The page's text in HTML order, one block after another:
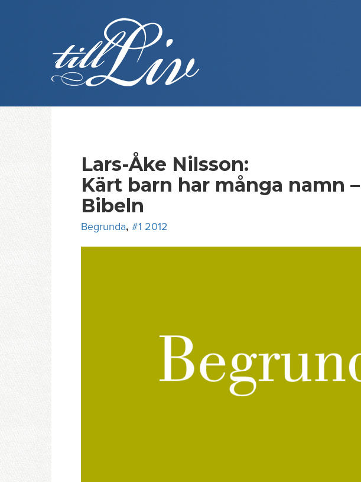
Lars-Åke Nilsson:
Kärt barn har många namn
Bibeln
Begrunda, #1 2012